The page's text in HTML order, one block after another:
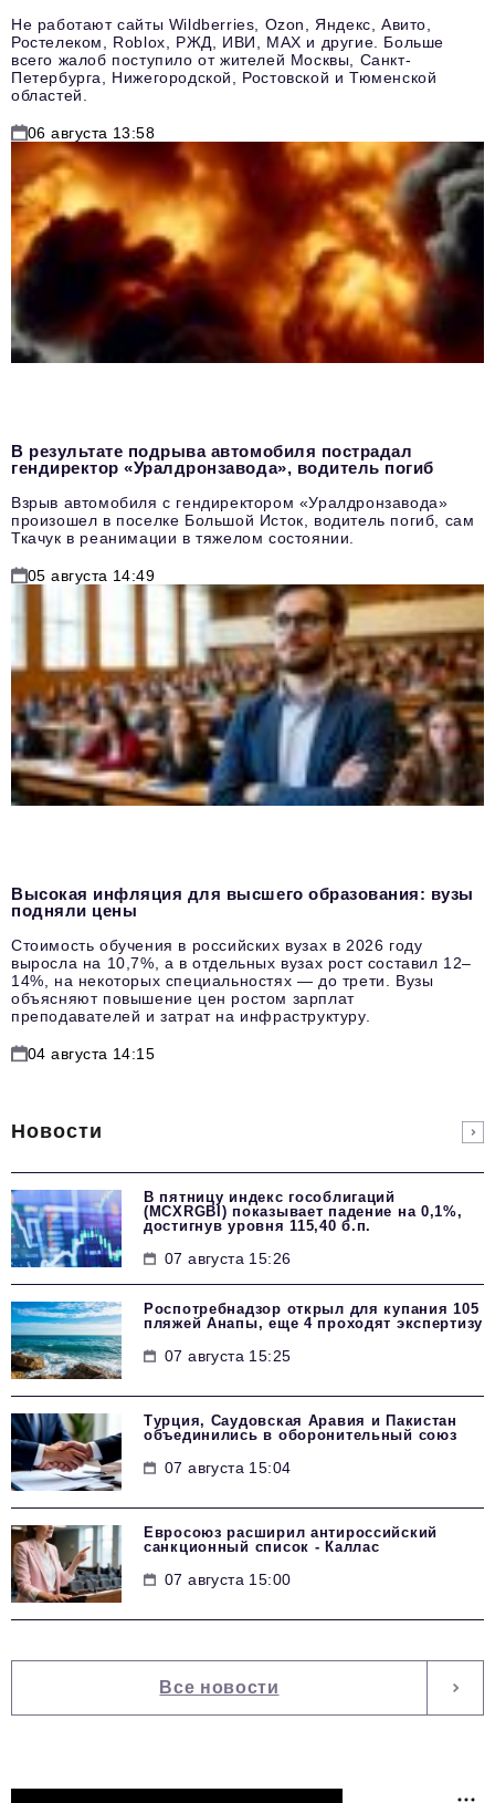
Не работают сайты Wildberries, Ozon, Яндекс, Авито,
Ростелеком, Roblox, РЖД, ИВИ, MAX и другие. Больше
всего жалоб поступило от жителей Москвы, Санкт-
Петербурга, Нижегородской, Ростовской и Тюменской
областей.
06 августа 13:58
В результате подрыва автомобиля пострадал
гендиректор «Уралдронзавода», водитель погиб
Взрыв автомобиля с гендиректором «Уралдронзавода»
произошел в поселке Большой Исток, водитель погиб, сам
Ткачук в реанимации в тяжелом состоянии.
05 августа 14:49
Высокая инфляция для высшего образования: вузы
подняли цены
Стоимость обучения в российских вузах в 2026 году
выросла на 10,7%, а в отдельных вузах рост составил 12–
14%, на некоторых специальностях — до трети. Вузы
объясняют повышение цен ростом зарплат
преподавателей и затрат на инфраструктуру.
04 августа 14:15
Новости
В пятницу индекс гособлигаций
(MCXRGBI) показывает падение на 0,1%,
достигнув уровня 115,40 б.п.
07 августа 15:26
Роспотребнадзор открыл для купания 105
пляжей Анапы, еще 4 проходят экспертизу
07 августа 15:25
Турция, Саудовская Аравия и Пакистан
объединились в оборонительный союз
07 августа 15:04
Евросоюз расширил антироссийский
санкционный список - Каллас
07 августа 15:00
Все новости